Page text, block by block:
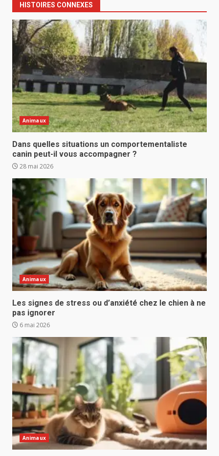
HISTOIRES CONNEXES
Animaux
Dans quelles situations un comportementaliste
canin peut-il vous accompagner ?
28 mai 2026
Animaux
Les signes de stress ou d’anxiété chez le chien à ne
pas ignorer
6 mai 2026
Animaux